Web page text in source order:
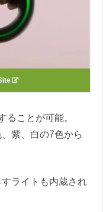
ることが可能。
紫、白の7色から
ライトも内蔵され